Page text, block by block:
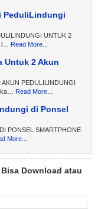
PeduliLindungi
UNTUK 2
Read More...
Untuk 2 Akun
PEDULILINDUNGI
Read More...
di Ponsel
PONSEL SMARTPHONE
More...
Download atau